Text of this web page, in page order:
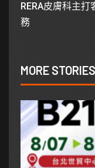
RERA皮膚科主打
務
MORE STORIES